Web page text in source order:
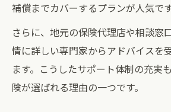
補償までカバーするプランが人気です
さらに、地元の保険代理店や相談窓
情に詳しい専門家からアドバイスを
ます。こうしたサポート体制の充実
険が選ばれる理由の一つです。